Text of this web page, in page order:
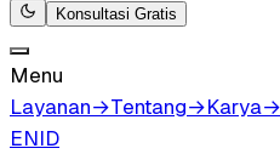
Konsultasi Gratis
Menu
Layanan→Tentang→Karya→
ENID